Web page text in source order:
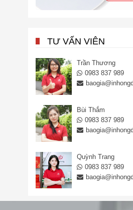
TƯ VẤN VIÊN
Trần Thương
0983 837 989
Bùi Thắm
0983 837 989
Quỳnh Trang
0983 837 989